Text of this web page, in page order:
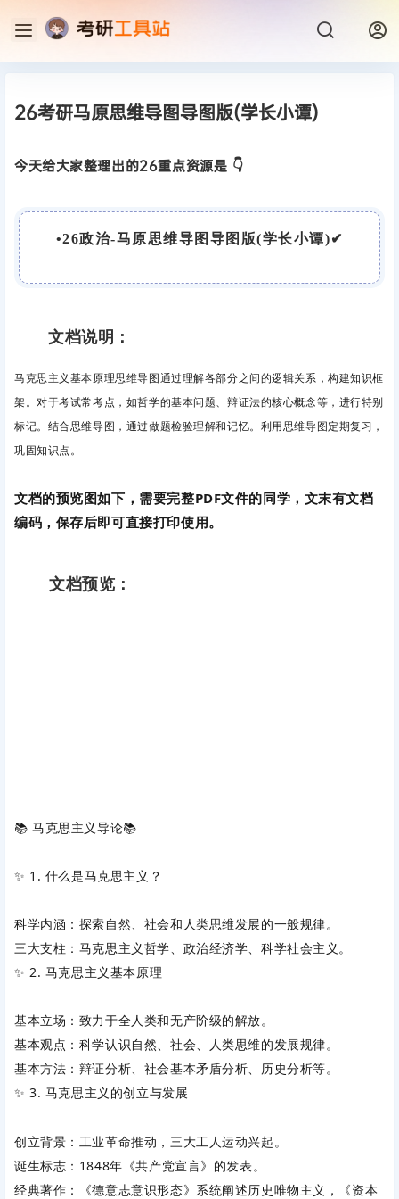
26考研马原思维导图导图版(学长小谭)
今天给大家整理出的26重点资源是 👇
•26政治-马原思维导图导图版(学长小谭)✔
文档说明：
马克思主义基本原理思维导图通过理解各部分之间的逻辑关系，构建知识框
架。对于考试常考点，如哲学的基本问题、辩证法的核心概念等，进行特别
标记。结合思维导图，通过做题检验理解和记忆。利用思维导图定期复习，
巩固知识点。
文档的预览图如下，需要完整PDF文件的同学，文末有文档
编码，保存后即可直接打印使用。
文档预览：
📚 ‌马克思主义导论📚
✨ ‌ 1. 什么是马克思主义？
科学内涵 ‌：探索自然、社会和人类思维发展的一般规律。
三大支柱 ‌：‌ 马克思主义哲学‌、‌ 政治经济学‌、‌ 科学社会主义‌。
✨ ‌2. 马克思主义基本原理
基本立场 ‌：致力于全人类和无产阶级的解放。
基本观点 ‌：科学认识自然、社会、人类思维的发展规律。
基本方法 ‌：‌ 辩证分析‌、社会基本矛盾分析、历史分析等。
✨ ‌3. 马克思主义的创立与发展
创立背景 ‌：工业革命推动，三大工人运动兴起。
诞生标志 ‌：‌ 1848年《共产党宣言》 ‌的发表。
经典著作 ‌：‌ 《德意志意识形态》 ‌系统阐述历史唯物主义，‌
《资本